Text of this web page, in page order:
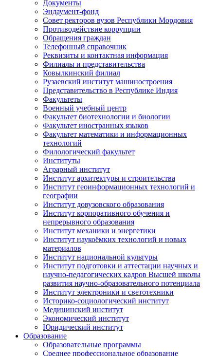
Документы
Эндаумент-фонд
Совет ректоров вузов Республики Мордовия
Противодействие коррупции
Обращения граждан
Телефонный справочник
Реквизиты и контактная информация
Филиалы и представительства
Ковылкинский филиал
Рузаевский институт машиностроения
Представительство в Республике Индия
Факультеты
Военный учебный центр
Факультет биотехнологии и биологии
Факультет иностранных языков
Факультет математики и информационных
технологий
Филологический факультет
Институты
Аграрный институт
Институт архитектуры и строительства
Институт геоинформационных технологий и
географии
Институт довузовского образования
Институт корпоративного обучения и
непрерывного образования
Институт механики и энергетики
Институт наукоёмких технологий и новых
материалов
Институт национальной культуры
Институт подготовки и аттестации научных и
научно-педагогических кадров Высшей школы
развития научно-образовательного потенциала
Институт электроники и светотехники
Историко-социологический институт
Медицинский институт
Экономический институт
Юридический институт
Образование
Образовательные программы
Среднее профессиональное образование